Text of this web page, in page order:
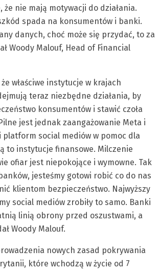
że nie mają motywacji do działania.
spada na konsumentów i banki.
danych, choć może się przydać, to za
Woody Malouf, Head of Financial
właściwe instytucje w krajach
teraz niezbędne działania, by
konsumentów i stawić czoła
jest jednak zaangażowanie Meta i
platform social mediów w pomoc dla
to instytucje finansowe. Milczenie
ofiar jest niepokojące i wymowne. Tak
jesteśmy gotowi robić co do nas
klientom bezpieczeństwo. Najwyższy
social mediów zrobiły to samo. Banki
linią obrony przed oszustwami, a
Woody Malouf.
nowych zasad pokrywania
które wchodzą w życie od 7